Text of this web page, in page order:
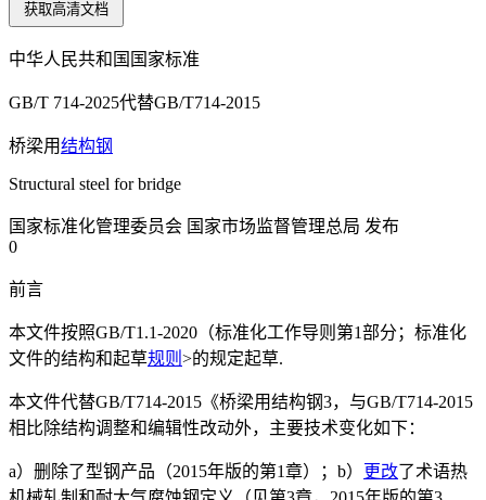
获取高清文档
中华人民共和国国家标准
GB/T 714-2025代替GB/T714-2015
桥梁用结构钢
Structural steel for bridge
国家标准化管理委员会 国家市场监督管理总局 发布
0
前言
本文件按照GB/T1.1-2020（标准化工作导则第1部分；标准化
文件的结构和起草规则 >的规定起草.
本文件代替GB/T714-2015《桥梁用结构钢3，与GB/T714-2015
相比除结构调整和编辑性改动外，主要技术变化如下：
a）删除了型钢产品（2015年版的第1章）；b） 更改了术语热